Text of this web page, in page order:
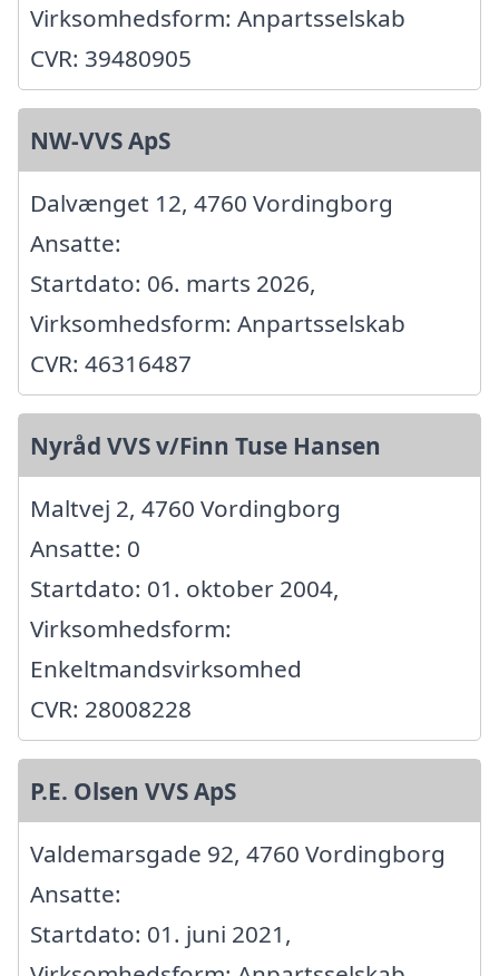
Virksomhedsform: Anpartsselskab
CVR: 39480905
NW-VVS ApS
Dalvænget 12, 4760 Vordingborg
Ansatte:
Startdato: 06. marts 2026,
Virksomhedsform: Anpartsselskab
CVR: 46316487
Nyråd VVS v/Finn Tuse Hansen
Maltvej 2, 4760 Vordingborg
Ansatte: 0
Startdato: 01. oktober 2004,
Virksomhedsform:
Enkeltmandsvirksomhed
CVR: 28008228
P.E. Olsen VVS ApS
Valdemarsgade 92, 4760 Vordingborg
Ansatte:
Startdato: 01. juni 2021,